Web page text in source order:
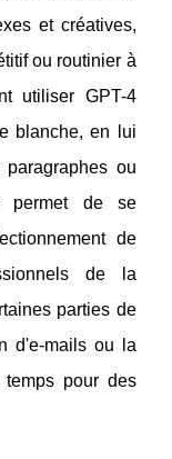
et créatives,
ou routinier à
utiliser GPT-4
blanche, en lui
ou
permet de se
de
de la
parties de
d'e-mails ou la
pour des